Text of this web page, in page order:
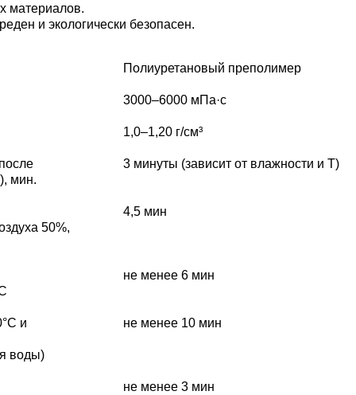
материалов.
и экологически безопасен.
мин.
50%,
и
воды)
Полиуретановый преполимер
3000–6000 мПа·с
1,0–1,20 г/см³
3 минуты (зависит от влажности и Т)
4,5 мин
не менее 6 мин
не менее 10 мин
не менее 3 мин